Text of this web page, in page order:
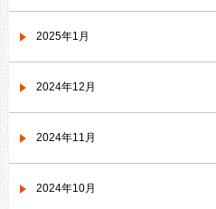
2025年1月
2024年12月
2024年11月
2024年10月